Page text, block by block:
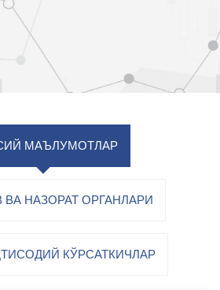
МАЪЛУМОТЛАР
НАЗОРАТ ОРГАНЛАРИ
КЎРСАТКИЧЛАР